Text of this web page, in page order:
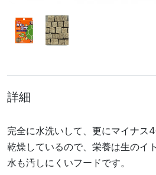
詳細
完全に水洗いして、更にマイナ
乾燥しているので、栄養は生のイ
水も汚しにくいフードです。